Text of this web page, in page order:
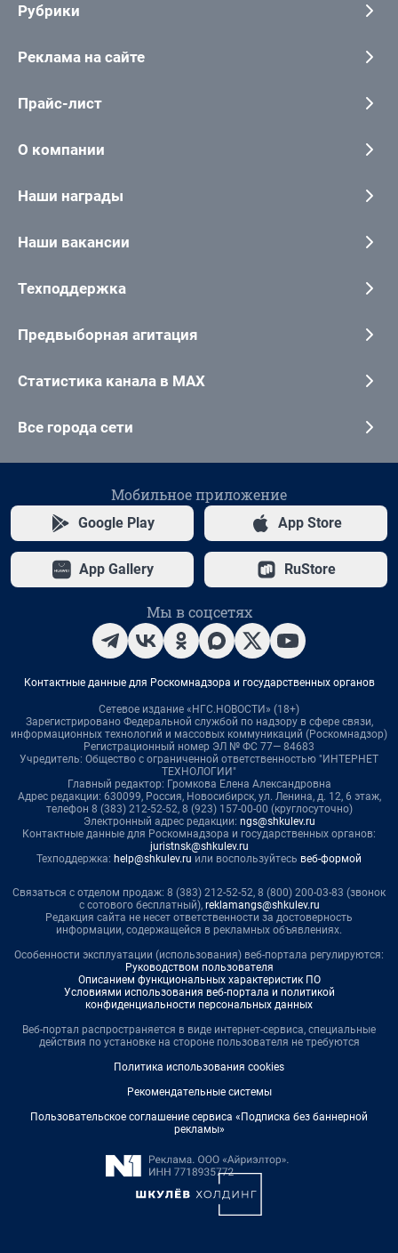
Рубрики
Реклама на сайте
Прайс-лист
О компании
Наши награды
Наши вакансии
Техподдержка
Предвыборная агитация
Статистика канала в MAX
Все города сети
Мобильное приложение
Google Play App Store
App Gallery RuStore
Мы в соцсетях
Контактные данные для Роскомнадзора и государственных органов
Сетевое издание «НГС.НОВОСТИ» (18+)
Зарегистрировано Федеральной службой по надзору в сфере связи,
информационных технологий и массовых коммуникаций (Роскомнадзор)
Регистрационный номер ЭЛ № ФС 77— 84683
Учредитель: Общество с ограниченной ответственностью "ИНТЕРНЕТ
ТЕХНОЛОГИИ"
Главный редактор: Громкова Елена Александровна
Адрес редакции: 630099, Россия, Новосибирск, ул. Ленина, д. 12, 6 этаж,
телефон 8 (383) 212-52-52, 8 (923) 157-00-00 (круглосуточно)
Электронный адрес редакции: ngs@shkulev.ru
Контактные данные для Роскомнадзора и государственных органов:
juristnsk@shkulev.ru
Техподдержка: help@shkulev.ru или воспользуйтесь веб-формой
Связаться с отделом продаж: 8 (383) 212-52-52, 8 (800) 200-03-83 (звонок
с сотового бесплатный), reklamangs@shkulev.ru
Редакция сайта не несет ответственности за достоверность
информации, содержащейся в рекламных объявлениях.
Особенности эксплуатации (использования) веб-портала регулируются:
Руководством пользователя
Описанием функциональных характеристик ПО
Условиями использования веб-портала и политикой
конфиденциальности персональных данных
Веб-портал распространяется в виде интернет-сервиса, специальные
действия по установке на стороне пользователя не требуются
Политика использования cookies
Рекомендательные системы
Пользовательское соглашение сервиса «Подписка без баннерной
рекламы»